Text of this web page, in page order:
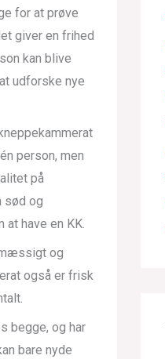
for at prøve
giver en frihed
kan blive
udforske nye
person, men
på
sød og
have en KK.
og
også er frisk
begge, og har
bare nyde